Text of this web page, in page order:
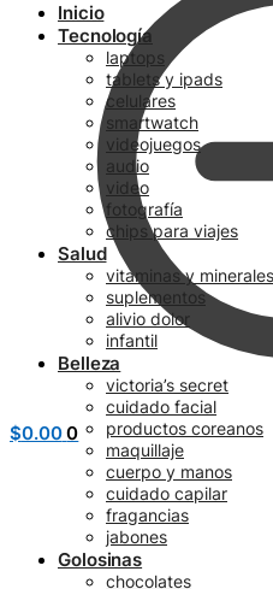
$0.00 0
Inicio
Tecnología
laptops
tablets y ipads
celulares
smartwatch
videojuegos
audio
video
fotografía
chips para viajes
Salud
vitaminas y minerales
suplementos
alivio dolor
infantil
Belleza
victoria’s secret
cuidado facial
productos coreanos
maquillaje
cuerpo y manos
cuidado capilar
fragancias
jabones
Golosinas
chocolates